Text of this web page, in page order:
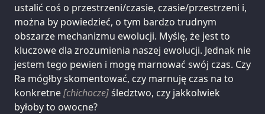
ustalić coś o przestrzeni/czasie, czasie/przestrzeni i,
można by powiedzieć, o tym bardzo trudnym
obszarze mechanizmu ewolucji. Myślę, że jest to
kluczowe dla zrozumienia naszej ewolucji. Jednak nie
jestem tego pewien i mogę marnować swój czas. Czy
Ra mógłby skomentować, czy marnuję czas na to
konkretne[chichocze]śledztwo, czy jakkolwiek
byłoby to owocne?